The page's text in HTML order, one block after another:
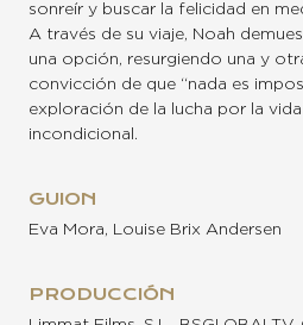
sonreír y buscar la felicidad en
A través de su viaje, Noah
una opción, resurgiendo una y
convicción de que “nada es
exploración de la lucha por la
incondicional.
GUION
Eva Mora, Louise Brix Andersen
PRODUCCIÓN